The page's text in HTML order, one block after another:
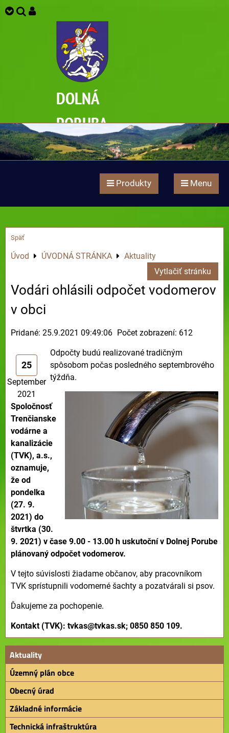
DOLNÁ
PORUBA
Produkty Menu
Späť
Úvod ÚVODNÁ STRÁNKA
Aktuality
Vytlačiť stránku
Vodári ohlásili odpočet vodomerov
v obci
Pridané: 25.9.2021 09:49:06 Počet zobrazení: 612
25
September
2021
Odpočty budú realizované tradičným
spôsobom počas posledného septembrového
týždňa.
Spoločnosť
Trenčianske
vodárne a
kanalizácie
(TVK), a.s.,
oznamuje,
že od
pondelka
(27. 9.
2021) do
štvrtka (30.
9. 2021) v čase 9.00 - 13.00 h uskutoční v Dolnej Porube
plánovaný odpočet vodomerov.
V tejto súvislosti žiadame občanov, aby pracovníkom
TVK sprístupnili vodomerné šachty a pozatvárali si psov.
Ďakujeme za pochopenie.
Kontakt (TVK): tvkas@tvkas.sk; 0850 850 109.
Aktuality
Územný plán obce
Obecný úrad
Základné informácie
Technická infraštruktúra